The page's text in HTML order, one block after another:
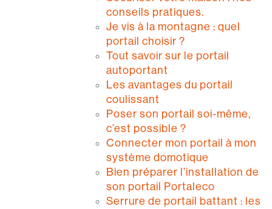
conseils pratiques.
Je vis à la montagne : quel
portail choisir ?
Tout savoir sur le portail
autoportant
Les avantages du portail
coulissant
Poser son portail soi-même,
c’est possible ?
Connecter mon portail à mon
système domotique
Bien préparer l’installation de
son portail Portaleco
Serrure de portail battant : les